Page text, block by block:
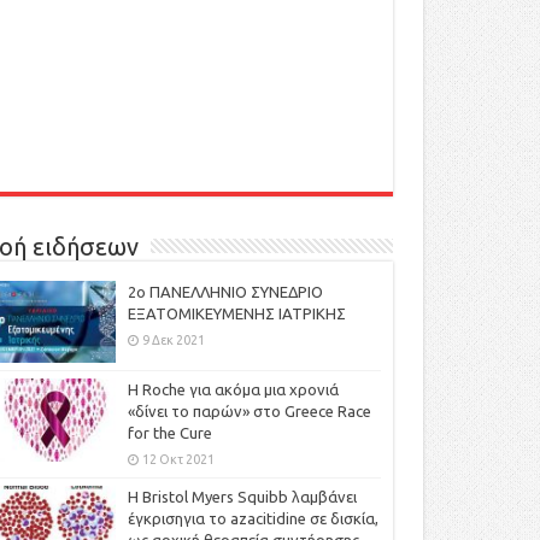
ειδήσεων
2ο ΠΑΝΕΛΛΗΝΙΟ ΣΥΝΕΔΡΙΟ
ΕΞΑΤΟΜΙΚΕΥΜΕΝΗΣ ΙΑΤΡΙΚΗΣ
9 Δεκ 2021
H Roche για ακόμα μια χρονιά
«δίνει το παρών» στο Greece Race
for the Cure
12 Οκτ 2021
Η Bristol Myers Squibb λαμβάνει
έγκρισηγια το azacitidine σε δισκία,